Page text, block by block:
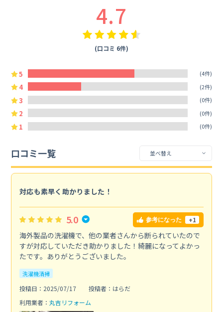
4.7
(口コミ 6件)
5 (4件)
4 (2件)
3 (0件)
2 (0件)
1 (0件)
口コミ一覧
対応も素早く助かりました！
5.0 参考になった +1
海外製品の洗濯機で、他の業者さんから断られていたので
すが対応していただき助かりました！綺麗になってよかっ
たです。ありがとうございました。
洗濯機清掃
投稿日：2025/07/17
投稿者：はらだ
利用業者： 丸吉リフォーム